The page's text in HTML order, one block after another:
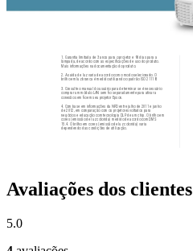
Avaliações dos clientes
5.0